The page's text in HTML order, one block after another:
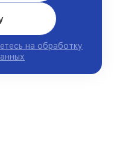
на обработку